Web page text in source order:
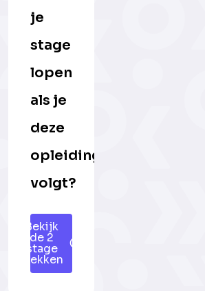
je
stage
lopen
als je
deze
opleiding
volgt?
Bekijk
de 2
stage
plekken